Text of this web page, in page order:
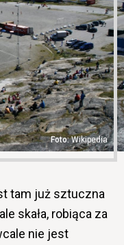
Wikipedia
tam już sztuczna
skała, robiąca za
nie jest